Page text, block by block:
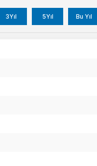
3Yıl 5Yıl Bu Yıl